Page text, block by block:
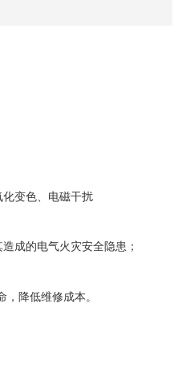
变色、电磁干扰
成的电气火灾安全隐患；
降低维修成本。